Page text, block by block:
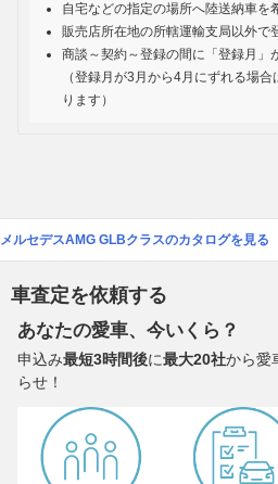
自宅などの指定の場所へ陸送納車を
販売店所在地の所轄運輸支局以外で
商談～契約～登録の間に「登録月」
（登録月が3月から4月にずれる場
ります）
メルセデスAMG GLBクラスのカタログを見る
車査定を依頼する
あなたの愛車、今いくら？
申込み最短3時間後に最大20社から愛
らせ！